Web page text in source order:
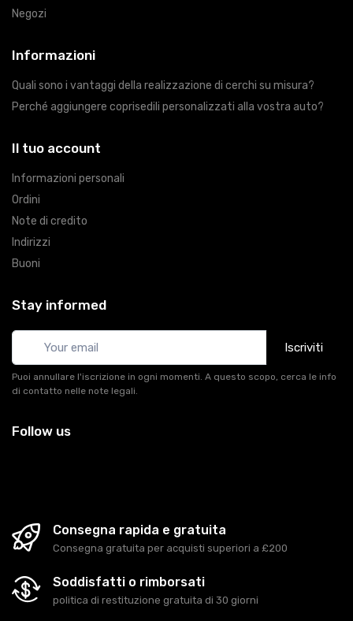
Negozi
Informazioni
Quali sono i vantaggi della realizzazione di cerchi su misura?
Perché aggiungere coprisedili personalizzati alla vostra auto?
Il tuo account
Informazioni personali
Ordini
Note di credito
Indirizzi
Buoni
Stay informed
Iscriviti
Puoi annullare l'iscrizione in ogni momenti. A questo scopo, cerca le info
di contatto nelle note legali.
Follow us
Consegna rapida e gratuita
Consegna gratuita per acquisti superiori a £200
Soddisfatti o rimborsati
politica di restituzione gratuita di 30 giorni